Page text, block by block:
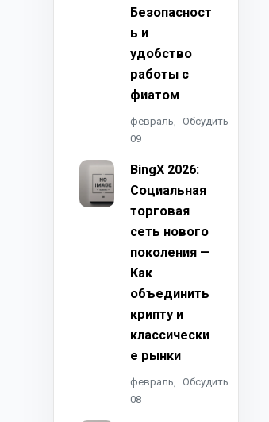
Безопасност
ь и
удобство
работы с
фиатом
февраль,
09
Обсудить
BingX 2026:
Социальная
торговая
сеть нового
поколения —
Как
объединить
крипту и
классически
е рынки
февраль,
08
Обсудить